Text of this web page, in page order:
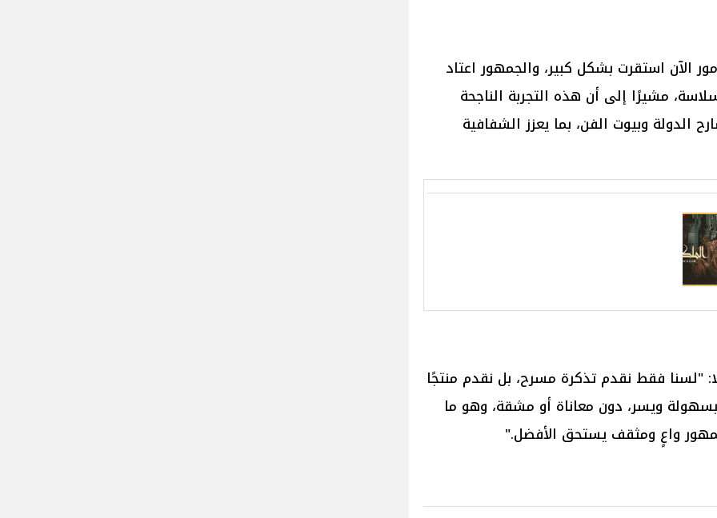
الآن استقرت بشكل كبير، والجمهور اعتاد
مشيرًا إلى أن هذه التجربة الناجحة
الدولة وبيوت الفن، بما يعزز الشفافية
"لسنا فقط نقدم تذكرة مسرح، بل نقدم منتجًا
ويسر، دون معاناة أو مشقة، وهو ما
واعٍ ومثقف يستحق الأفضل."